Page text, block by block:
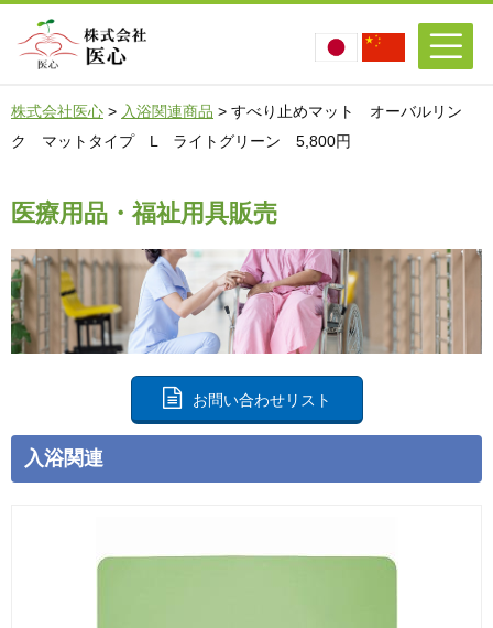
株式会社医心 > 入浴関連商品 > すべり止めマット オーバルリン
ク マットタイプ L ライトグリーン 5,800円
医療用品・福祉用具販売
お問い合わせリスト
入浴関連